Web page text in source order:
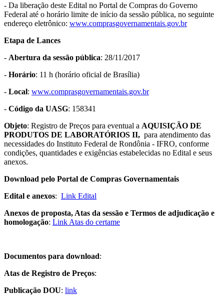
- Da liberação deste Edital no Portal de Compras do Governo
Federal até o horário limite de início da sessão pública, no seguinte
endereço eletrônico: www.comprasgovernamentais.gov.br
Etapa de Lances
- Abertura da sessão pública: 28/11/2017
- Horário: 11 h (horário oficial de Brasília)
- Local: www.comprasgovernamentais.gov.br
- Código da UASG: 158341
Objeto: Registro de Preços para eventual a AQUISIÇÃO DE
PRODUTOS DE LABORATÓRIOS II, para atendimento das
necessidades do Instituto Federal de Rondônia - IFRO, conforme
condições, quantidades e exigências estabelecidas no Edital e seus
anexos.
Download pelo Portal de Compras Governamentais
Edital e anexos: Link Edital
Anexos de proposta, Atas da sessão e Termos de adjudicação e
homologação: Link Atas do certame
Documentos para download:
Atas de Registro de Preços:
Publicação DOU: link